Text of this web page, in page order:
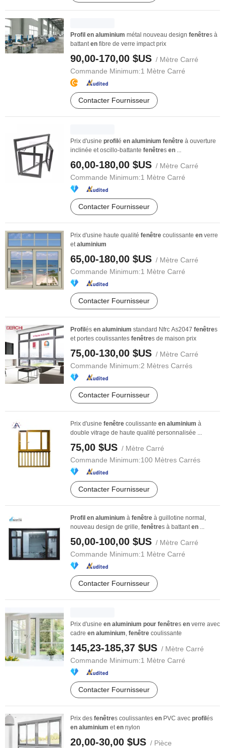
Profil en aluminium métal nouveau design fenêtres à
battanten fibre de verre impact prix
90,00-170,00 $US / Mètre Carré
Commande Minimum:1 Mètre Carré
Contacter Fournisseur
Prix d'usine profil é en aluminium fenêtre à ouverture
inclinée et oscillo-battante fenêtres en ...
60,00-180,00 $US / Mètre Carré
Commande Minimum:1 Mètre Carré
Contacter Fournisseur
Prix d'usine haute qualité fenêtre coulissante en verre
etaluminium
65,00-180,00 $US / Mètre Carré
Commande Minimum:1 Mètre Carré
Contacter Fournisseur
Profil és en aluminium standard Nfrc As2047 fenêtres
et portes coulissantes fenêtres de maison prix
75,00-130,00 $US / Mètre Carré
Commande Minimum:2 Mètres Carrés
Contacter Fournisseur
Prix d'usine fenêtre coulissante en aluminium à
double vitrage de haute qualité personnalisée ...
75,00 $US / Mètre Carré
Commande Minimum:100 Mètres Carrés
Contacter Fournisseur
Profil en aluminium à fenêtre à guillotine normal,
nouveau design de grille, fenêtres à battanten ...
50,00-100,00 $US / Mètre Carré
Commande Minimum:1 Mètre Carré
Contacter Fournisseur
Prix d'usine en aluminium pour fenêtres en verre avec
cadre en aluminium, fenêtre coulissante
145,23-185,37 $US / Mètre Carré
Commande Minimum:1 Mètre Carré
Contacter Fournisseur
Prix des fenêtres coulissantes en PVC avec profil és
en aluminium eten nylon
20,00-30,00 $US / Pièce